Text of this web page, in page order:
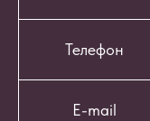
Телефон
E-mail